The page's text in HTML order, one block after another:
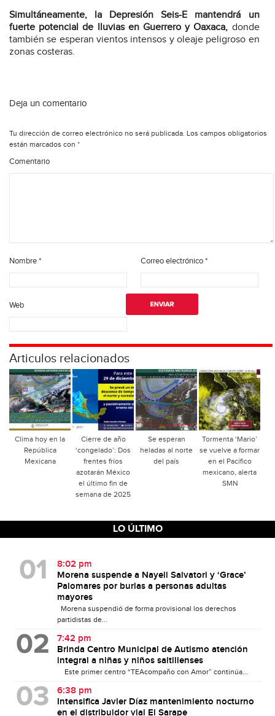
Simultáneamente, la Depresión Seis-E mantendrá un
fuerte potencial de lluvias en Guerrero y Oaxaca, donde
también se esperan vientos intensos y oleaje peligroso en
zonas costeras.
Deja un comentario
Tu dirección de correo electrónico no será publicada. Los campos obligatorios
están marcados con *
Comentario
Nombre* Correo electrónico*
Web
Articulos relacionados
Clima hoy en la
República
Mexicana
Cierre de año
‘congelado’: Dos
frentes fríos
azotarán México
el último fin de
semana de 2025
Se esperan
heladas al norte
del país
Tormenta ‘Mario’
se vuelve a formar
en el Pacífico
mexicano, alerta
SMN
LO ÚLTIMO
8:02 pm
Morena suspende a Nayeli Salvatori y ‘Grace’
Palomares por burlas a personas adultas
mayores
Morena suspendió de forma provisional los derechos
partidistas de...
7:42 pm
Brinda Centro Municipal de Autismo atención
integral a niñas y niños saltillenses
Este primer centro “TEAcompaño con Amor” continúa...
6:38 pm
Intensifica Javier Díaz mantenimiento nocturno
en el distribuidor vial El Sarape